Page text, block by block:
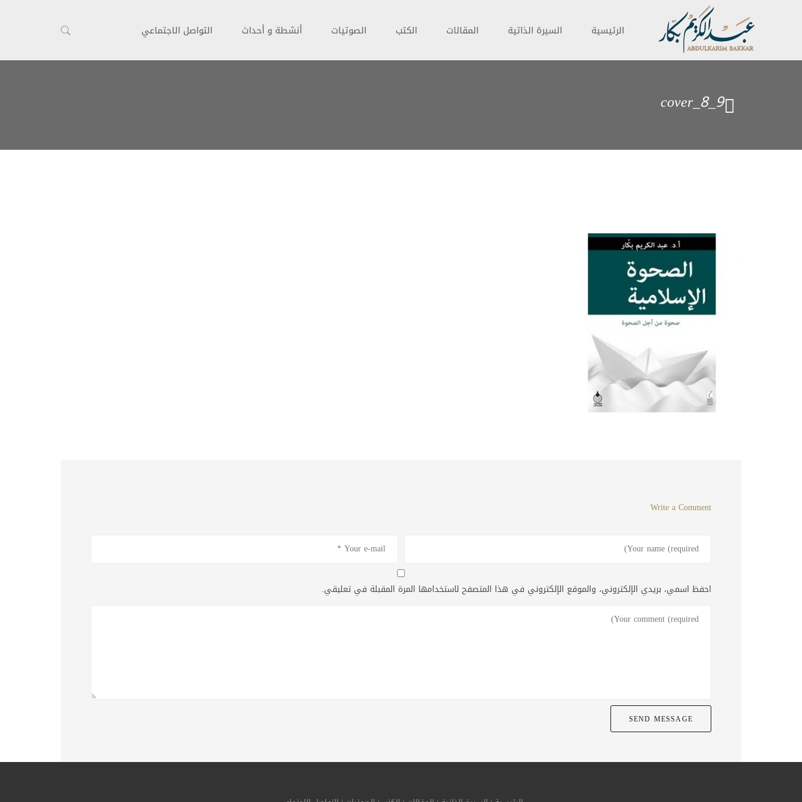
الرئيسية السيرة الذاتية المقالات الكتب الصوتيات أنشطة و أحداث التواصل الاجتماعي
cover_8_9
Write a Comment
احفظ اسمي، بريدي الإلكتروني، والموقع الإلكتروني في هذا المتصفح لاستخدامها المرة المقبلة في تعليقي.